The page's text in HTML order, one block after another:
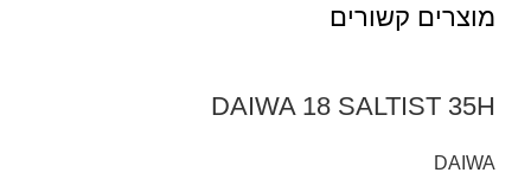
מוצרים קשורים
DAIWA 18 SALTIST 35H
DAIWA